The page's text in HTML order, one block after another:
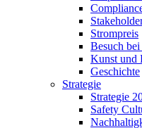
Strompreis
Besuch
Kunst und
Geschichte
Strategie
Strategie
Safety